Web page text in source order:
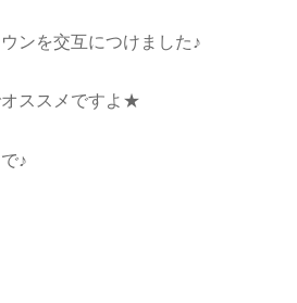
ンを交互につけました♪
ススメですよ★
♪